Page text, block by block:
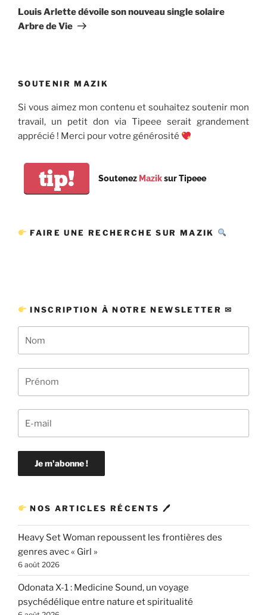
suivant
Louis Arlette dévoile son nouveau single solaire
Arbre de Vie
SOUTENIR MAZIK
Si vous aimez mon contenu et souhaitez soutenir mon
travail, un petit don via Tipeee serait grandement
apprécié ! Merci pour votre générosité
tip! Soutenez Maziksur Tipeee
FAIRE UNE RECHERCHE SUR MAZIK
INSCRIPTION À NOTRE NEWSLETTER ✉
NOS ARTICLES RÉCENTS 🖊
Heavy Set Woman repoussent les frontières des
genres avec « Girl »
6 août 2026
Odonata X-1 : Medicine Sound, un voyage
psychédélique entre nature et spiritualité